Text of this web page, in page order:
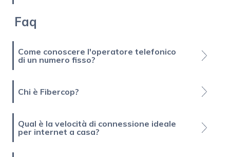
Faq
Come conoscere l'operatore telefonico
di un numero fisso?
Chi è Fibercop?
Qual è la velocità di connessione ideale
per internet a casa?